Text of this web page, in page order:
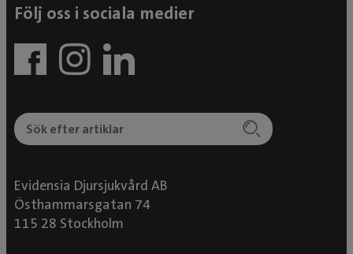
Följ oss i sociala medier
Evidensia Djursjukvård AB
Östhammarsgatan 74
115 28 Stockholm